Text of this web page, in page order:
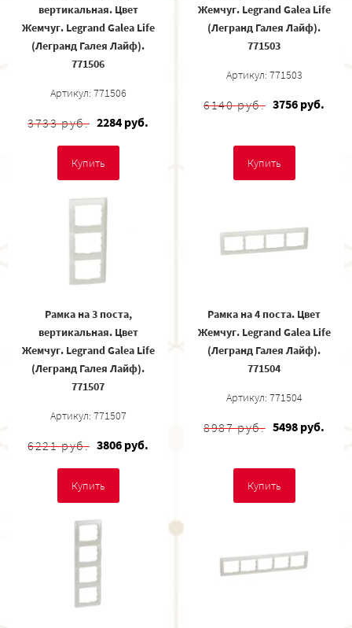
вертикальная. Цвет
Жемчуг. Legrand Galea Life
(Легранд Галея Лайф).
771506
Артикул: 771506
3733 руб. 2284 руб.
Купить
Жемчуг. Legrand Galea Life
(Легранд Галея Лайф).
771503
Артикул: 771503
6140 руб. 3756 руб.
Купить
Рамка на 3 поста,
вертикальная. Цвет
Жемчуг. Legrand Galea Life
(Легранд Галея Лайф).
771507
Артикул: 771507
6221 руб. 3806 руб.
Купить
Рамка на 4 поста. Цвет
Жемчуг. Legrand Galea Life
(Легранд Галея Лайф).
771504
Артикул: 771504
8987 руб. 5498 руб.
Купить